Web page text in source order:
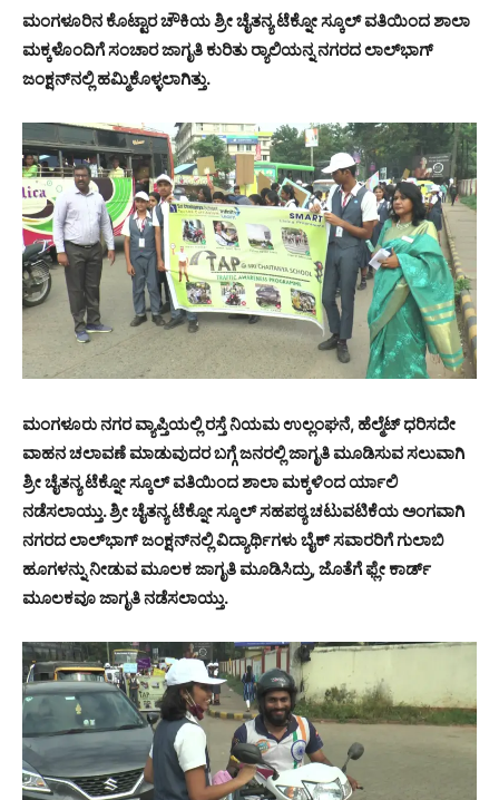
ಮಂಗಳೂರಿನ ಕೊಟ್ಟಾರ ಚೌಕಿಯ ಶ್ರೀ ಚೈತನ್ಯ ಟೆಕ್ನೋ ಸ್ಕೂಲ್ ವತಿಯಿಂದ ಶಾಲಾ
ಮಕ್ಕಳೊಂದಿಗೆ ಸಂಚಾರ ಜಾಗೃತಿ ಕುರಿತು ರ್‍ಯಾಲಿಯನ್ನ ನಗರದ ಲಾಲ್‍ಭಾಗ್
ಜಂಕ್ಷನ್‍ನಲ್ಲಿ ಹಮ್ಮಿಕೊಳ್ಳಲಾಗಿತ್ತು.
ಮಂಗಳೂರು ನಗರ ವ್ಯಾಪ್ತಿಯಲ್ಲಿ ರಸ್ತೆ ನಿಯಮ ಉಲ್ಲಂಘನೆ, ಹೆಲ್ಮೆಟ್ ಧರಿಸದೇ
ವಾಹನ ಚಲಾವಣೆ ಮಾಡುವುದರ ಬಗ್ಗೆ ಜನರಲ್ಲಿ ಜಾಗೃತಿ ಮೂಡಿಸುವ ಸಲುವಾಗಿ
ಶ್ರೀ ಚೈತನ್ಯ ಟೆಕ್ನೋ ಸ್ಕೂಲ್ ವತಿಯಿಂದ ಶಾಲಾ ಮಕ್ಕಳಿಂದ ರ್ಯಾಲಿ
ನಡೆಸಲಾಯ್ತು. ಶ್ರೀ ಚೈತನ್ಯ ಟೆಕ್ನೋ ಸ್ಕೂಲ್ ಸಹಪಠ್ಯ ಚಟುವಟಿಕೆಯ ಅಂಗವಾಗಿ
ನಗರದ ಲಾಲ್‍ಭಾಗ್ ಜಂಕ್ಷನ್‍ನಲ್ಲಿ ವಿದ್ಯಾರ್ಥಿಗಳು ಬೈಕ್ ಸವಾರರಿಗೆ ಗುಲಾಬಿ
ಹೂಗಳನ್ನು ನೀಡುವ ಮೂಲಕ ಜಾಗೃತಿ ಮೂಡಿಸಿದ್ರು, ಜೊತೆಗೆ ಫ್ಲೇ ಕಾರ್ಡ್
ಮೂಲಕವೂ ಜಾಗೃತಿ ನಡೆಸಲಾಯ್ತು.